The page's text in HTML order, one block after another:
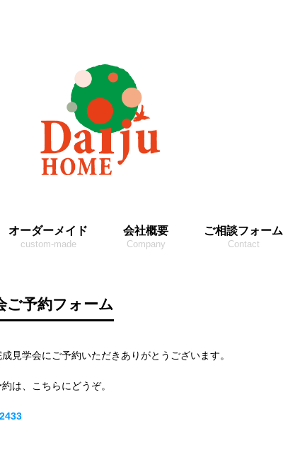
オーダーメイド
custom-made
会社概要
Company
ご相談フォーム
Contact
ご予約フォーム
見学会にご予約いただきありがとうございます。
は、こちらにどうぞ。